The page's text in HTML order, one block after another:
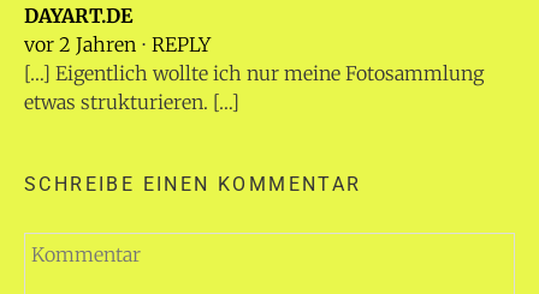
DAYART.DE
vor 2 Jahren ⋅ REPLY
[…] Eigentlich wollte ich nur meine Fotosammlung
etwas strukturieren. […]
SCHREIBE EINEN KOMMENTAR